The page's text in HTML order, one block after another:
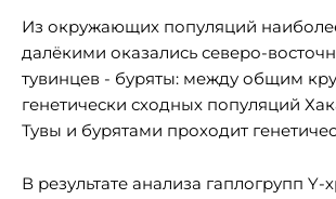
Из окружающих популяций
далёкими оказались северо-
тувинцев - буряты: между общим
генетически сходных популяций
Тувы и бурятами проходит
В результате анализа гаплогрупп